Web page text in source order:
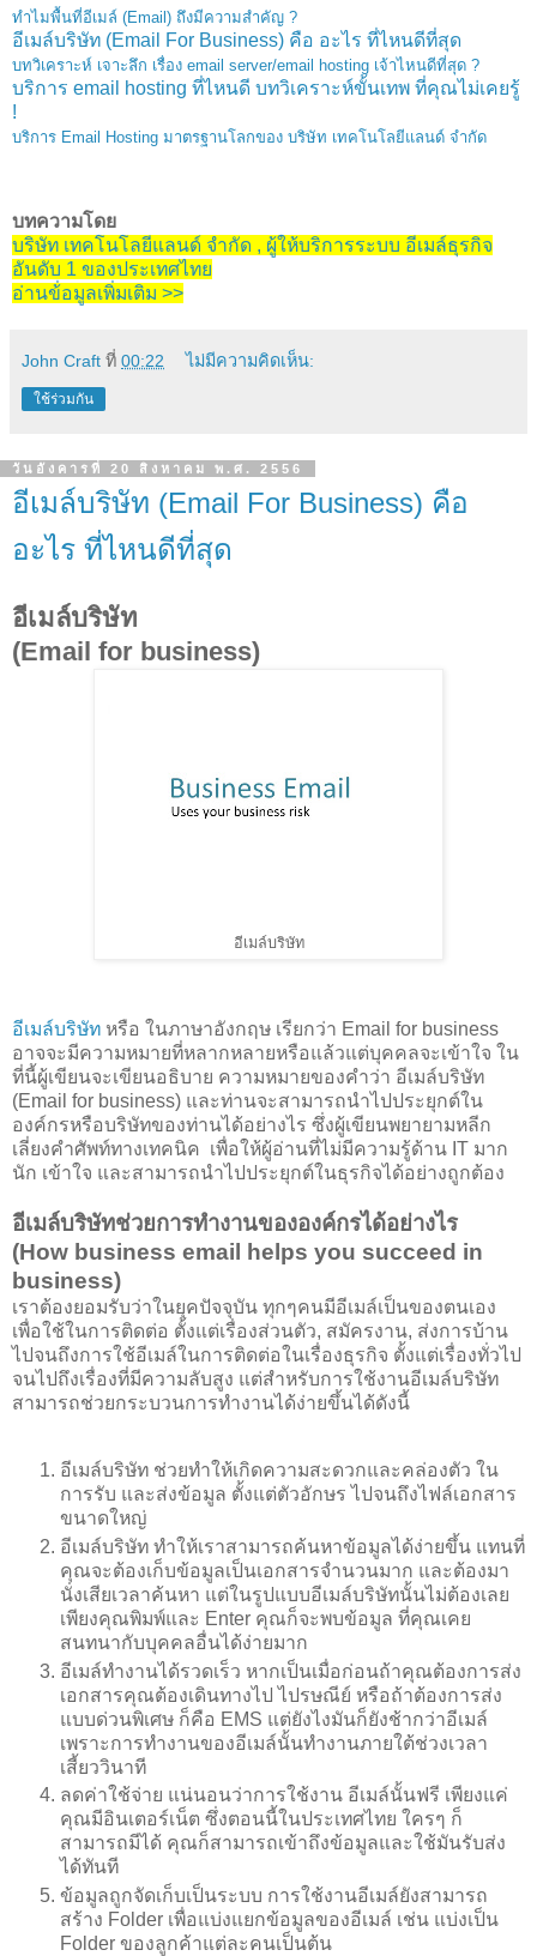
ทำไมพื้นที่อีเมล์ (Email) ถึงมีความสำคัญ ?
อีเมล์บริษัท (Email For Business) คือ อะไร ที่ไหนดีที่สุด
บทวิเคราะห์ เจาะลึก เรื่อง email server/email hosting เจ้าไหนดีที่สุด ?
บริการ email hosting ที่ไหนดี บทวิเคราะห์ขั้นเทพ ที่คุณไม่เคยรู้
!
บริการ Email Hosting มาตรฐานโลกของ บริษัท เทคโนโลยีแลนด์ จำกัด
บทความโดย
บริษัท เทคโนโลยีแลนด์ จำกัด , ผู้ให้บริการระบบ อีเมล์ธุรกิจ
อันดับ 1 ของประเทศไทย
อ่านข้่อมูลเพิ่มเติม >>
John Craft ที่ 00:22 ไม่มีความคิดเห็น:
ใช้ร่วมกัน
วันอังคารที่ 20 สิงหาคม พ.ศ. 2556
อีเมล์บริษัท (Email For Business) คือ
อะไร ที่ไหนดีที่สุด
อีเมล์บริษัท
(Email for business)
อีเมล์บริษัท
อีเมล์บริษัท หรือ ในภาษาอังกฤษ เรียกว่า Email for business
อาจจะมีความหมายที่หลากหลายหรือแล้วแต่บุคคลจะเข้าใจ ใน
ที่นี้ผู้เขียนจะเขียนอธิบาย ความหมายของคำว่า อีเมล์บริษัท
(Email for business) และท่านจะสามารถนำไปประยุกต์ใน
องค์กรหรือบริษัทของท่านได้อย่างไร ซึ่งผู้เขียนพยายามหลีก
เลี่ยงคำศัพท์ทางเทคนิค เพื่อให้ผู้อ่านที่ไม่มีความรู้ด้าน IT มาก
นัก เข้าใจ และสามารถนำไปประยุกต์ในธุรกิจได้อย่างถูกต้อง
อีเมล์บริษัทช่วยการทำงานขององค์กรได้อย่างไร
(How business email helps you succeed in
business)
เราต้องยอมรับว่าในยุคปัจจุบัน ทุกๆคนมีอีเมล์เป็นของตนเอง
เพื่อใช้ในการติดต่อ ตั้งแต่เรื่องส่วนตัว, สมัครงาน, ส่งการบ้าน
ไปจนถึงการใช้อีเมล์ในการติดต่อในเรื่องธุรกิจ ตั้งแต่เรื่องทั่วไป
จนไปถึงเรื่องที่มีความลับสูง แต่สำหรับการใช้งานอีเมล์บริษัท
สามารถช่วยกระบวนการทำงานได้ง่ายขึ้นได้ดังนี้
อีเมล์บริษัท ช่วยทำให้เกิดความสะดวกและคล่องตัว ใน
การรับ และส่งข้อมูล ตั้งแต่ตัวอักษร ไปจนถึงไฟล์เอกสาร
ขนาดใหญ่
อีเมล์บริษัท ทำให้เราสามารถค้นหาข้อมูลได้ง่ายขึ้น แทนที่
คุณจะต้องเก็บข้อมูลเป็นเอกสารจำนวนมาก และต้องมา
นั่งเสียเวลาค้นหา แต่ในรูปแบบอีเมล์บริษัทนั้นไม่ต้องเลย
เพียงคุณพิมพ์และ Enter คุณก็จะพบข้อมูล ที่คุณเคย
สนทนากับบุคคลอื่นได้ง่ายมาก
อีเมล์ทำงานได้รวดเร็ว หากเป็นเมื่อก่อนถ้าคุณต้องการส่ง
เอกสารคุณต้องเดินทางไป ไปรษณีย์ หรือถ้าต้องการส่ง
แบบด่วนพิเศษ ก็คือ EMS แต่ยังไงมันก็ยังช้ากว่าอีเมล์
เพราะการทำงานของอีเมล์นั้นทำงานภายใต้ช่วงเวลา
เสี้ยววินาที
ลดค่าใช้จ่าย แน่นอนว่าการใช้งาน อีเมล์นั้นฟรี เพียงแค่
คุณมีอินเตอร์เน็ต ซึ่งตอนนี้ในประเทศไทย ใครๆ ก็
สามารถมีได้ คุณก็สามารถเข้าถึงข้อมูลและใช้มันรับส่ง
ได้ทันที
ข้อมูลถูกจัดเก็บเป็นระบบ การใช้งานอีเมล์ยังสามารถ
สร้าง Folder เพื่อแบ่งแยกข้อมูลของอีเมล์ เช่น แบ่งเป็น
Folder ของลูกค้าแต่ละคนเป็นต้น